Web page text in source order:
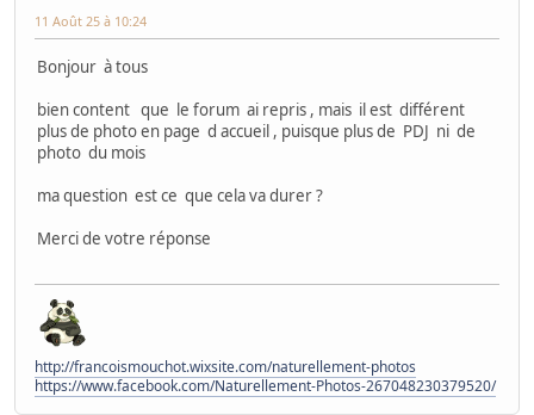
11 Août 25 à 10:24
Bonjour à tous
bien content que le forum ai repris , mais il est différent
plus de photo en page d accueil , puisque plus de PDJ ni de
photo du mois
ma question est ce que cela va durer ?
Merci de votre réponse
http://francoismouchot.wixsite.com/naturellement-photos
https://www.facebook.com/Naturellement-Photos-267048230379520/